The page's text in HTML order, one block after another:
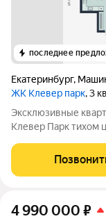
последнее
Екатеринбург,
ЖК Клевер парк, 3
Эксклюзивные
Клевер Парк тихом центре: между ЦПКиО и набережной
спальнями, теплой
открывающим
4 990 000 ₽